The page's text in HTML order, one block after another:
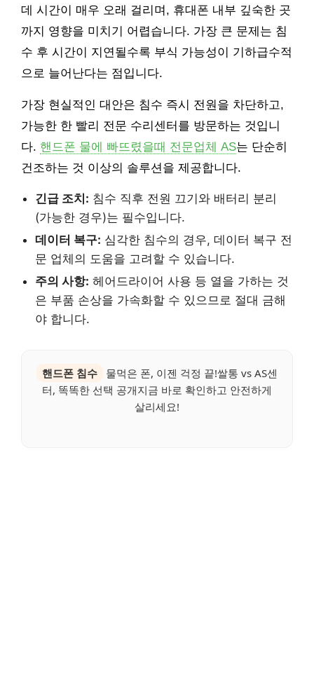
데 시간이 매우 오래 걸리며, 휴대폰 내부 깊숙한 곳
까지 영향을 미치기 어렵습니다. 가장 큰 문제는 침
수 후 시간이 지연될수록 부식 가능성이 기하급수적
으로 늘어난다는 점입니다.
가장 현실적인 대안은 침수 즉시 전원을 차단하고,
가능한 한 빨리 전문 수리센터를 방문하는 것입니
다. 핸드폰 물에 빠뜨렸을때 전문업체 AS는 단순히
건조하는 것 이상의 솔루션을 제공합니다.
긴급 조치: 침수 직후 전원 끄기와 배터리 분리
(가능한 경우)는 필수입니다.
데이터 복구: 심각한 침수의 경우, 데이터 복구 전
문 업체의 도움을 고려할 수 있습니다.
주의 사항: 헤어드라이어 사용 등 열을 가하는 것
은 부품 손상을 가속화할 수 있으므로 절대 금해
야 합니다.
핸드폰 침수
물먹은 폰, 이젠 걱정 끝!쌀통 vs AS센
터, 똑똑한 선택 공개지금 바로 확인하고 안전하게
살리세요!